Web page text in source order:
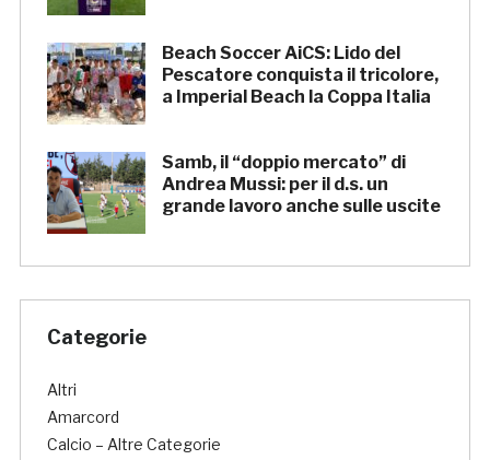
Beach Soccer AiCS: Lido del
Pescatore conquista il tricolore,
a Imperial Beach la Coppa Italia
Samb, il “doppio mercato” di
Andrea Mussi: per il d.s. un
grande lavoro anche sulle uscite
Categorie
Altri
Amarcord
Calcio – Altre Categorie